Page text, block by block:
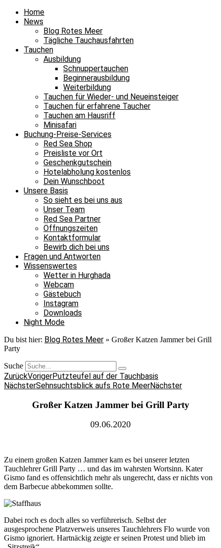
Home
News
Blog Rotes Meer
Tägliche Tauchausfahrten
Tauchen
Ausbildung
Schnuppertauchen
Beginnerausbildung
Weiterbildung
Tauchen für Wieder- und Neueinsteiger
Tauchen für erfahrene Taucher
Tauchen am Hausriff
Minisafari
Buchung-Preise-Services
Red Sea Shop
Preisliste vor Ort
Geschenkgutschein
Hotelabholung kostenlos
Dein Wunschboot
Unsere Basis
So sieht es bei uns aus
Unser Team
Red Sea Partner
Öffnungszeiten
Kontaktformular
Bewirb dich bei uns
Fragen und Antworten
Wissenswertes
Wetter in Hurghada
Webcam
Gästebuch
Instagram
Downloads
Night Mode
Du bist hier: Blog Rotes Meer » Großer Katzen Jammer bei Grill
Party
Suche
ZurückVorigerPutzteufel auf der Tauchbasis
NächsterSehnsuchtsblick aufs Rote MeerNächster
Großer Katzen Jammer bei Grill Party
09.06.2020
Zu einem großen Katzen Jammer kam es bei unserer letzten
Tauchlehrer Grill Party … und das im wahrsten Wortsinn. Kater
Gismo fand es offensichtlich mehr als ungerecht, dass er nichts von
dem Barbecue abbekommen sollte.
Dabei roch es doch alles so verführerisch. Selbst der
ausgesprochene Platzverweis unseres Tauchlehrers Flo wurde von
Gismo ignoriert. Hartnäckig zeigte er seinen Protest und blieb im